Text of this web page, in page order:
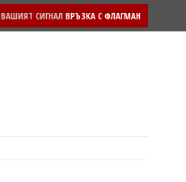
ВАШИЯТ СИГНАЛ ВРЪЗКА С ФЛАГМАН